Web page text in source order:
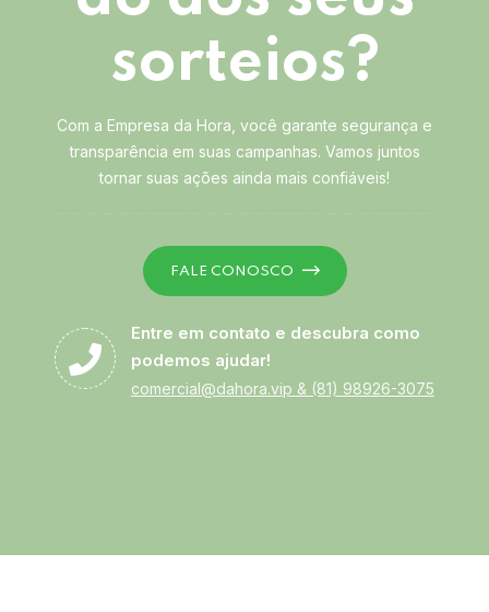
sorteios?
Com a Empresa da Hora, você garante segurança e
transparência em suas campanhas. Vamos juntos
tornar suas ações ainda mais confiáveis!
FALE CONOSCO
Entre em contato e descubra como
podemos ajudar!
comercial@dahora.vip & (81) 98926-3075